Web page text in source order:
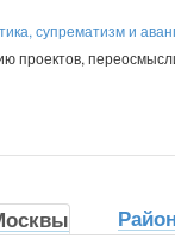
супрематизм и
проектов,